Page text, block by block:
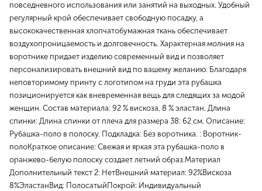
повседневного использования или занятий на выходных. Удобный
регулярный крой обеспечивает свободную посадку, а
высококачественная хлопчатобумажная ткань обеспечивает
воздухопроницаемость и долговечность. Характерная молния на
воротнике придает изделию современный вид и позволяет
персонализировать внешний вид по вашему желанию. Благодаря
неповторимому принту с логотипом на груди эта рубашка
позиционируется как вневременная вещь для следящих за модой
женщин. Состав материала: 92 % вискоза, 8 % эластан. Длина
спинки: Длина спинки от плеча для размера 38: 62 см. Описание:
Рубашка-поло в полоску. Подкладка: Без воротника. : Воротник-
полоКраткое описание: Свежая и яркая эта рубашка-поло в
оранжево-белую полоску создает летний образ.Материал
Дополнительный текст 2: НетВнешний материал: 92%Вискоза
8%ЭластанВид: ПолосатыйПокрой: Индивидуальный